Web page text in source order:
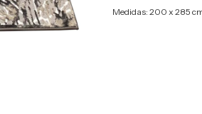
Medidas: 200 x 285